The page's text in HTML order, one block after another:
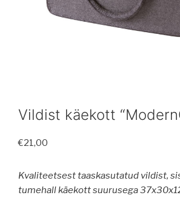
Vildist käekott
€21,00
Kvaliteetsest taaskasutatud vildist,
tumehall käekott suurusega